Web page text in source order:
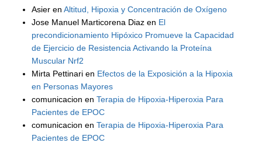
Asier enAltitud, Hipoxia y Concentración de Oxígeno
Jose Manuel Marticorena Diaz en El
precondicionamiento Hipóxico Promueve la Capacidad
de Ejercicio de Resistencia Activando la Proteína
Muscular Nrf2
Mirta Pettinari en Efectos de la Exposición a la Hipoxia
en Personas Mayores
comunicacion enTerapia de Hipoxia-Hiperoxia Para
Pacientes de EPOC
comunicacion enTerapia de Hipoxia-Hiperoxia Para
Pacientes de EPOC